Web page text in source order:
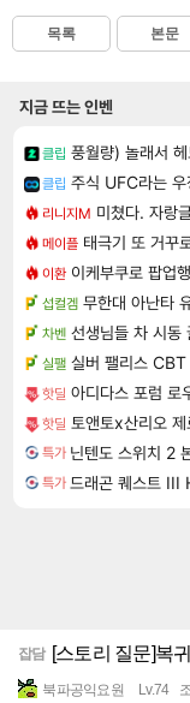
목록 본문
지금 뜨는 인벤
클립 풍월량) 놀래서
클립 주식 UFC라는 우
리니지M 미쳤다. 자랑
메이플 태극기 또 거꾸
이환 이케부쿠로 팝업
섭컬겜 무한대 아난타
차벤 선생님들 차 시동
실팰 실버 팰리스 CBT
핫딜 아디다스 포럼
핫딜 토앤토x산리오 제
특가
특가
잡담 [스토리 질문]복
북파공익요원 Lv.74